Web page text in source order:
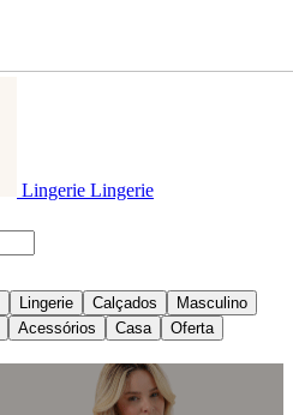
Lingerie Lingerie
Lingerie Calçados
Masculino
Acessórios Casa Oferta